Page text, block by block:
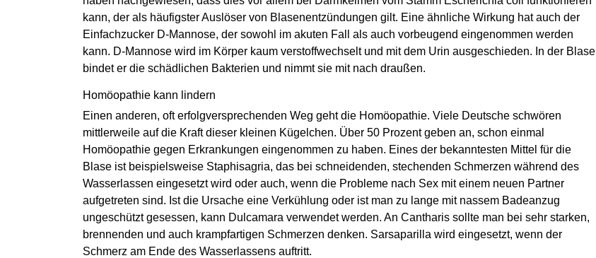
kann, der als häufigster Auslöser von Blasenentzündungen gilt. Eine ähnliche Wirkung hat auch der
Einfachzucker D-Mannose, der sowohl im akuten Fall als auch vorbeugend eingenommen werden
kann. D-Mannose wird im Körper kaum verstoffwechselt und mit dem Urin ausgeschieden. In der Blase
bindet er die schädlichen Bakterien und nimmt sie mit nach draußen.
Homöopathie kann lindern
Einen anderen, oft erfolgversprechenden Weg geht die Homöopathie. Viele Deutsche schwören
mittlerweile auf die Kraft dieser kleinen Kügelchen. Über 50 Prozent geben an, schon einmal
Homöopathie gegen Erkrankungen eingenommen zu haben. Eines der bekanntesten Mittel für die
Blase ist beispielsweise Staphisagria, das bei schneidenden, stechenden Schmerzen während des
Wasserlassen eingesetzt wird oder auch, wenn die Probleme nach Sex mit einem neuen Partner
aufgetreten sind. Ist die Ursache eine Verkühlung oder ist man zu lange mit nassem Badeanzug
ungeschützt gesessen, kann Dulcamara verwendet werden. An Cantharis sollte man bei sehr starken,
brennenden und auch krampfartigen Schmerzen denken. Sarsaparilla wird eingesetzt, wenn der
Schmerz am Ende des Wasserlassens auftritt.